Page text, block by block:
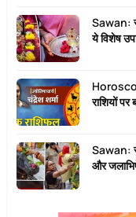
Sawan:
ये विशेष
राशियों
Sawan:
और